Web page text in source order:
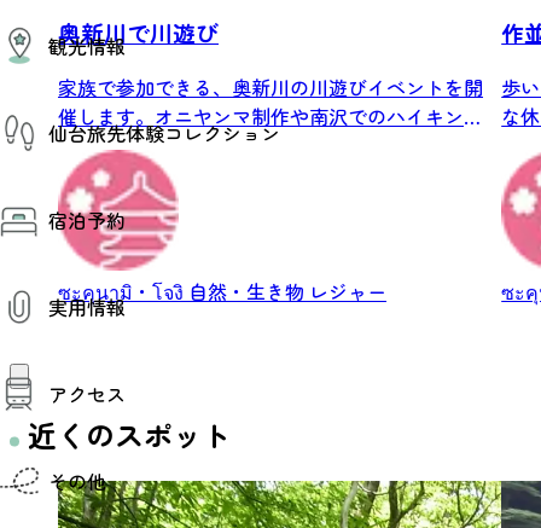
イベント情報
その他イベント情報（音楽・展示会）
コンベンション情報
観光情報
観光スポット
温泉
美味いもの
季節のイベント
プロスポーツチーム・プロオーケストラ
仙台の銘品
仙台夜時間
宿泊施設
仙台観光マップ
仙台旅先体験コレクション
仙台旅先体験コレクション
体験プログラム検索（予約）
体験事業者からのお知らせ
体験トピックス
体験事業者
宿泊予約
宿泊予約
実用情報
お役立ち情報
観光アプリ
仙台観光マップ
アクセス
仙台までの経路検索
市内の交通情報
お得なチケット
その他
奥新川で川遊び
家族で参加できる、奥新川の川遊びイベントを開
催します。オニヤンマ制作や南沢でのハイキン
グ、河原...
ซะคุนามิ・โจงิ 自然・生き物 レジャー
作
歩
な
ウ
ซะ
近くのスポット